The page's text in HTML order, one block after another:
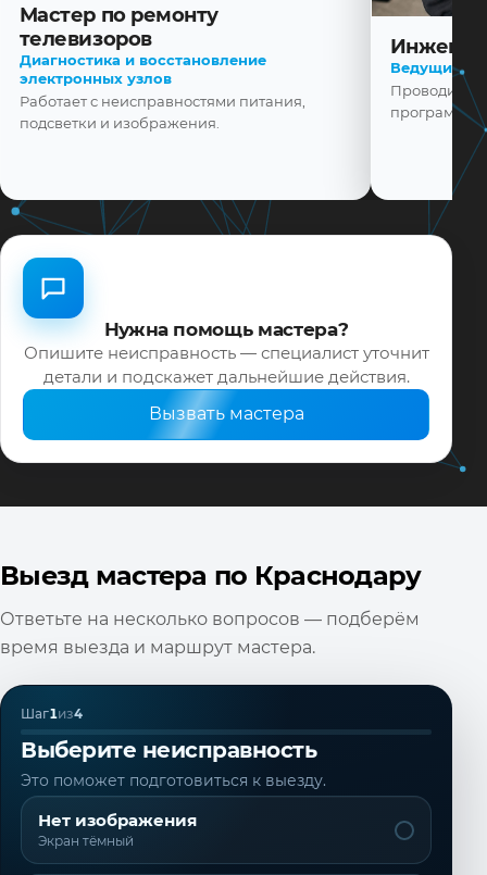
Мастер по ремонту
телевизоров
Диагностика и восстановление
электронных узлов
Работает с неисправностями питания,
подсветки и изображения.
Ведущий
Проводит
Нужна помощь мастера?
Опишите неисправность — специалист уточнит
детали и подскажет дальнейшие действия.
Вызвать мастера
Выезд мастера по Краснодару
Ответьте на несколько вопросов — подберём
время выезда и маршрут мастера.
Шаг1из4
Выберите неисправность
Это поможет подготовиться к выезду.
Нет изображения
Экран тёмный